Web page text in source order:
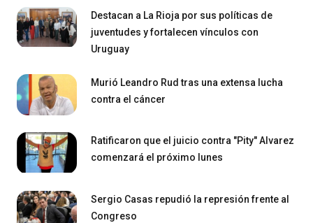
Destacan a La Rioja por sus políticas de
juventudes y fortalecen vínculos con
Uruguay
Murió Leandro Rud tras una extensa lucha
contra el cáncer
Ratificaron que el juicio contra "Pity" Alvarez
comenzará el próximo lunes
Sergio Casas repudió la represión frente al
Congreso